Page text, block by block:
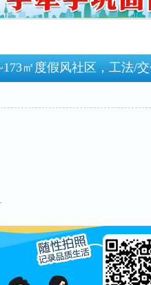
㎡度假风社区，工法/